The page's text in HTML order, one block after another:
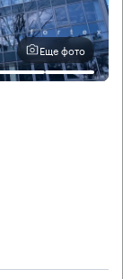
Еще фото